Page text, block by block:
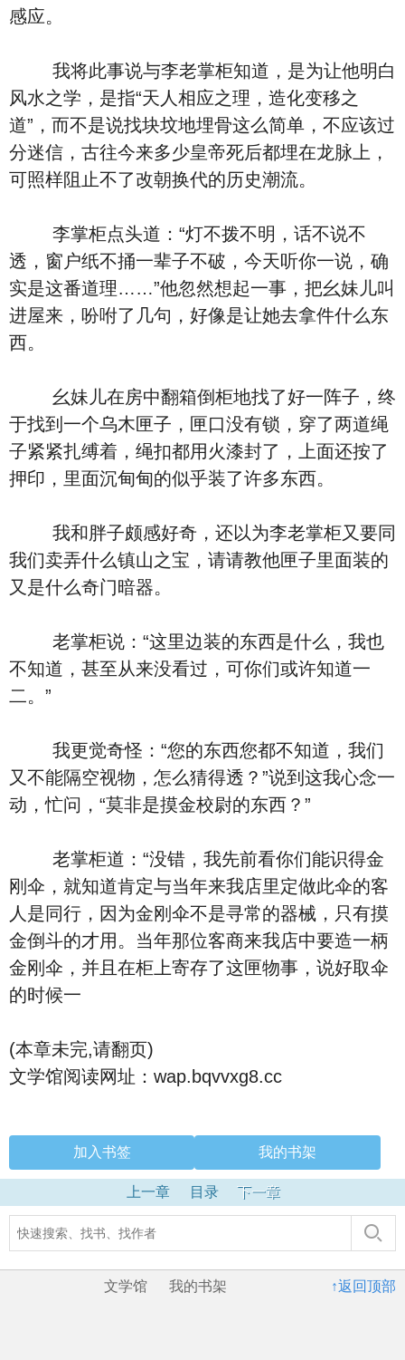
感应。
我将此事说与李老掌柜知道，是为让他明白
风水之学，是指“天人相应之理，造化变移之
道”，而不是说找块坟地埋骨这么简单，不应该过
分迷信，古往今来多少皇帝死后都埋在龙脉上，
可照样阻止不了改朝换代的历史潮流。
李掌柜点头道：“灯不拨不明，话不说不
透，窗户纸不捅一辈子不破，今天听你一说，确
实是这番道理……”他忽然想起一事，把幺妹儿叫
进屋来，吩咐了几句，好像是让她去拿件什么东
西。
幺妹儿在房中翻箱倒柜地找了好一阵子，终
于找到一个乌木匣子，匣口没有锁，穿了两道绳
子紧紧扎缚着，绳扣都用火漆封了，上面还按了
押印，里面沉甸甸的似乎装了许多东西。
我和胖子颇感好奇，还以为李老掌柜又要同
我们卖弄什么镇山之宝，请请教他匣子里面装的
又是什么奇门暗器。
老掌柜说：“这里边装的东西是什么，我也
不知道，甚至从来没看过，可你们或许知道一
二。”
我更觉奇怪：“您的东西您都不知道，我们
又不能隔空视物，怎么猜得透？”说到这我心念一
动，忙问，“莫非是摸金校尉的东西？”
老掌柜道：“没错，我先前看你们能识得金
刚伞，就知道肯定与当年来我店里定做此伞的客
人是同行，因为金刚伞不是寻常的器械，只有摸
金倒斗的才用。当年那位客商来我店中要造一柄
金刚伞，并且在柜上寄存了这匣物事，说好取伞
的时候一
(本章未完,请翻页)
文学馆阅读网址：wap.bqvvxg8.cc
加入书签 我的书架
上一章 目录 下一章
↑返回顶部
文学馆 我的书架